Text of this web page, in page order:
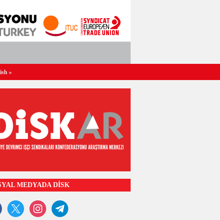
»
MEDYADA DİSK
x instagramtelegram